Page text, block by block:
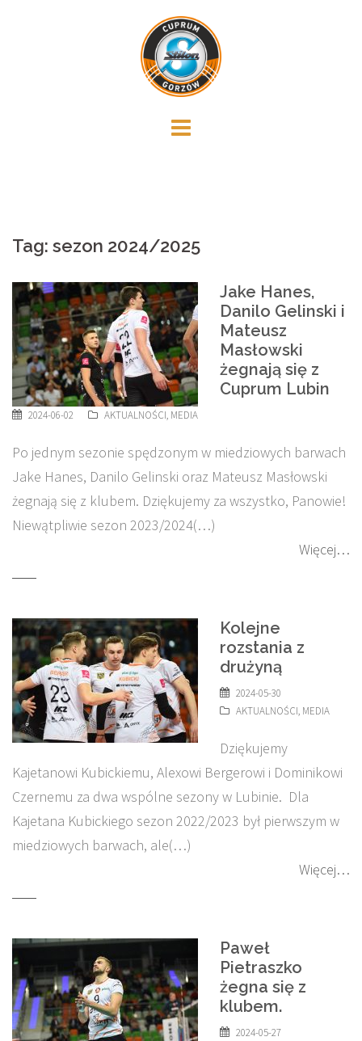
Tag: sezon 2024/2025
Jake Hanes,
Danilo Gelinski i
Mateusz
Masłowski
żegnają się z
Cuprum Lubin
2024-06-02 AKTUALNOŚCI, MEDIA
Po jednym sezonie spędzonym w miedziowych barwach
Jake Hanes, Danilo Gelinski oraz Mateusz Masłowski
żegnają się z klubem. Dziękujemy za wszystko, Panowie!
Niewątpliwie sezon 2023/2024(…)
Więcej…
Kolejne
rozstania z
drużyną
2024-05-30
AKTUALNOŚCI, MEDIA
Dziękujemy
Kajetanowi Kubickiemu, Alexowi Bergerowi i Dominikowi
Czernemu za dwa wspólne sezony w Lubinie. Dla
Kajetana Kubickiego sezon 2022/2023 był pierwszym w
miedziowych barwach, ale(…)
Więcej…
Paweł
Pietraszko
żegna się z
klubem.
2024-05-27